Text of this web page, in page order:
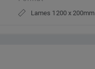
Lames 1200 x 200mm